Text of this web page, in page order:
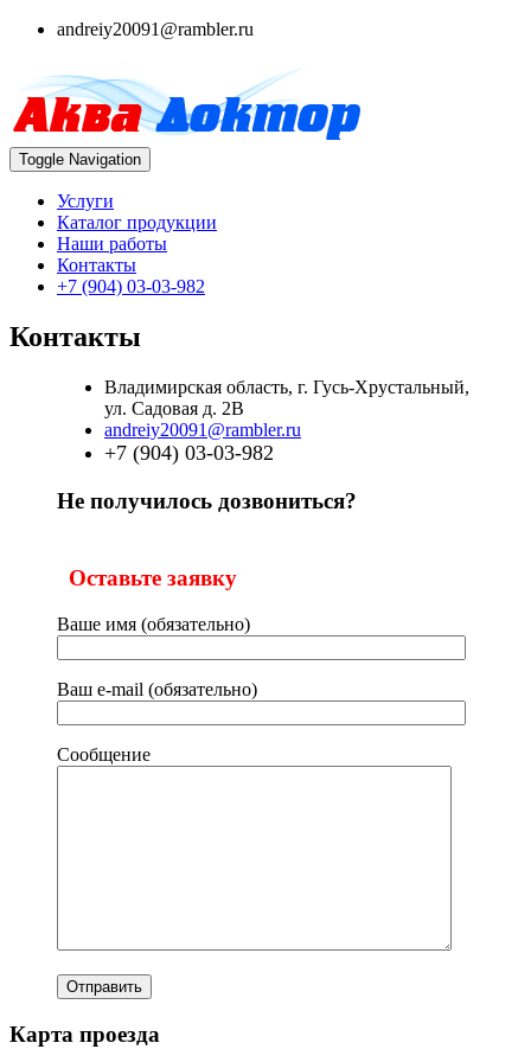
andreiy20091@rambler.ru
Toggle Navigation
Услуги
Каталог продукции
Наши работы
Контакты
+7 (904) 03-03-982
Контакты
Владимирская область, г. Гусь-Хрустальный,
ул. Садовая д. 2В
andreiy20091@rambler.ru
+7 (904) 03-03-982
Не получилось дозвониться?
Оставьте заявку
Ваше имя (обязательно)
Ваш e-mail (обязательно)
Сообщение
Карта проезда